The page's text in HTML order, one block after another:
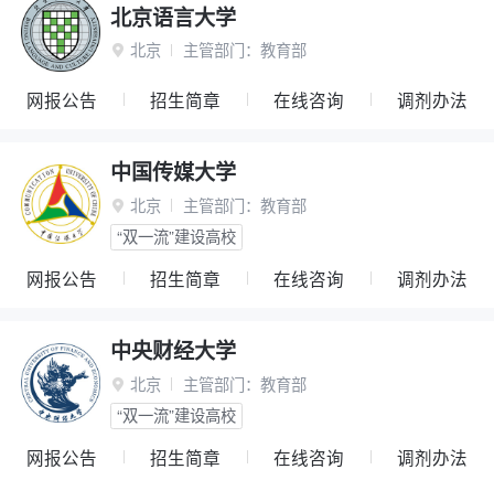
北京语言大学
 北京 主管部门： 教育部
网报公告 招生简章 在线咨询 调剂办法
中国传媒大学
 北京 主管部门： 教育部
“双一流”建设高校
网报公告 招生简章 在线咨询 调剂办法
中央财经大学
 北京 主管部门： 教育部
“双一流”建设高校
网报公告 招生简章 在线咨询 调剂办法